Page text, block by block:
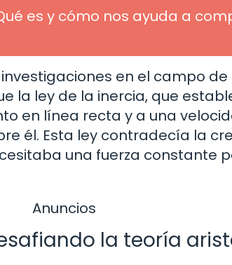
es y cómo nos ayuda a
en el campo de
la ley de la inercia, que
en línea recta y a una
él. Esta ley contradecía la
una fuerza constante
Anuncios
la teoría